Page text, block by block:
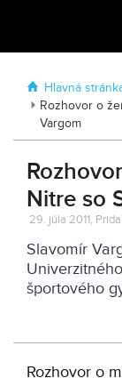
Hlavná
Rozhovor o
Vargom
Nitre so
29. júla 2011,
Slavomír
športového
Rozhovor o